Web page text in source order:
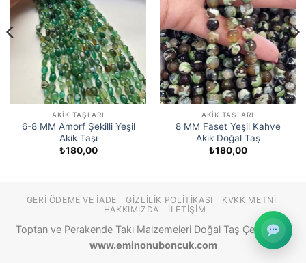
AKIK TAŞLARI
6-8 MM Amorf Şekilli Yeşil
Akik Taşı
₺180,00
AKIK TAŞLARI
8 MM Faset Yeşil Kahve
Akik Doğal Taş
₺180,00
GERI ÖDEME VE İADE GIZLILIK POLITIKASI
KVKK METNI
HAKKIMIZDA
İLETIŞIM
Toptan ve Perakende Takı Malzemeleri Doğal Taş Çeşitleri ©
www.eminonuboncuk.com